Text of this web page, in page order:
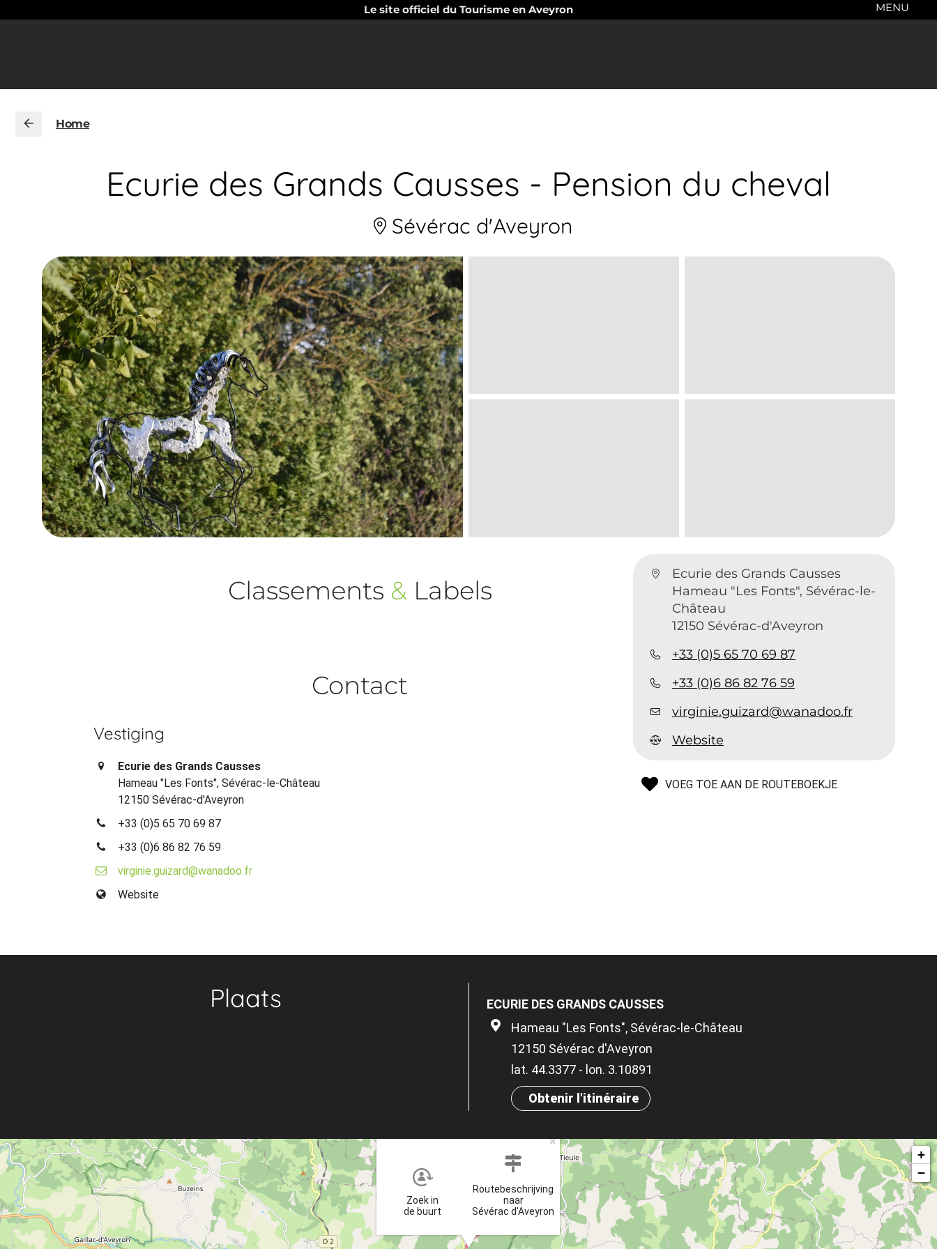
Le site officiel du Tourisme en Aveyron MENU
Home
Ecurie des Grands Causses - Pension du cheval
Sévérac d'Aveyron
Ecurie des Grands Causses
Hameau "Les Fonts", Sévérac-le-
Château
12150 Sévérac-d'Aveyron
+33 (0)5 65 70 69 87
+33 (0)6 86 82 76 59
virginie.guizard@wanadoo.fr
Website
VOEG TOE AAN DE ROUTEBOEKJE
Classements & Labels
Contact
Vestiging
Ecurie des Grands Causses
Hameau "Les Fonts", Sévérac-le-Château
12150 Sévérac-d'Aveyron
+33 (0)5 65 70 69 87
+33 (0)6 86 82 76 59
virginie.guizard@wanadoo.fr
Website
Plaats
ECURIE DES GRANDS CAUSSES
Hameau "Les Fonts", Sévérac-le-Château
12150 Sévérac d'Aveyron
lat. 44.3377 - lon. 3.10891
Obtenir l'itinéraire
Zoek in
de buurt
Routebeschrijving
naar
Sévérac d'Aveyron
×
+
−